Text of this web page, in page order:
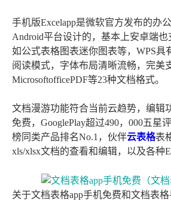
手机版Excelapp是微软官方发布的办
Android平台设计的，基本上安卓端也
如公式表格图表迷你图表等，WPS具
阅读模式，字体布局清晰流畅，完美
MicrosoftofficePDF等23种文档格式。
文档漫游功能符合当前云趋势，编辑
免费，GooglePlay超过490，000五星
榜同类产品排名No.1，伙伴云表格表
xls/xlsx文档的查看和编辑，以及各种
关于文档表格app手机免费和文档表